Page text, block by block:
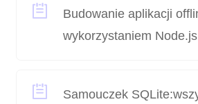
Budowanie aplikacji
wykorzystaniem
Samouczek